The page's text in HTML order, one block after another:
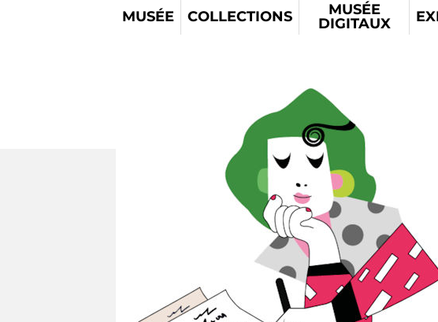
MUSÉE COLLECTIONS
MUSÉE
DIGITAUX